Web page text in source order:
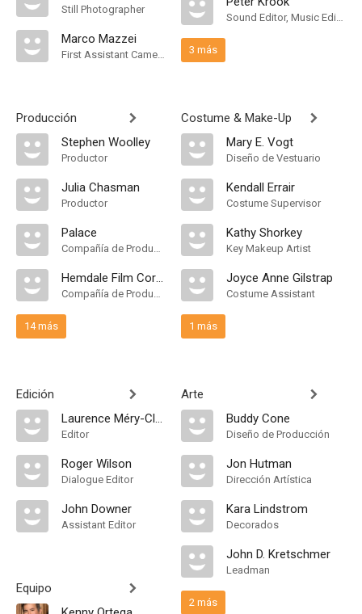
Still Photographer
Marco Mazzei
First Assistant Camera
Producción
Stephen Woolley
Productor
Julia Chasman
Productor
Palace
Compañía de Produccion
Hemdale Film Corporation presenta una producción Palace Production. Distribuida por MGM
Compañía de Produccion
14 más
Edición
Laurence Méry-Clark
Editor
Roger Wilson
Dialogue Editor
John Downer
Assistant Editor
Equipo
Sound Editor, Music Editor
3 más
Costume & Make-Up
Mary E. Vogt
Diseño de Vestuario
Kendall Errair
Costume Supervisor
Kathy Shorkey
Key Makeup Artist
Joyce Anne Gilstrap
Costume Assistant
1 más
Arte
Buddy Cone
Diseño de Producción
Jon Hutman
Dirección Artística
Kara Lindstrom
Decorados
John D. Kretschmer
Leadman
2 más